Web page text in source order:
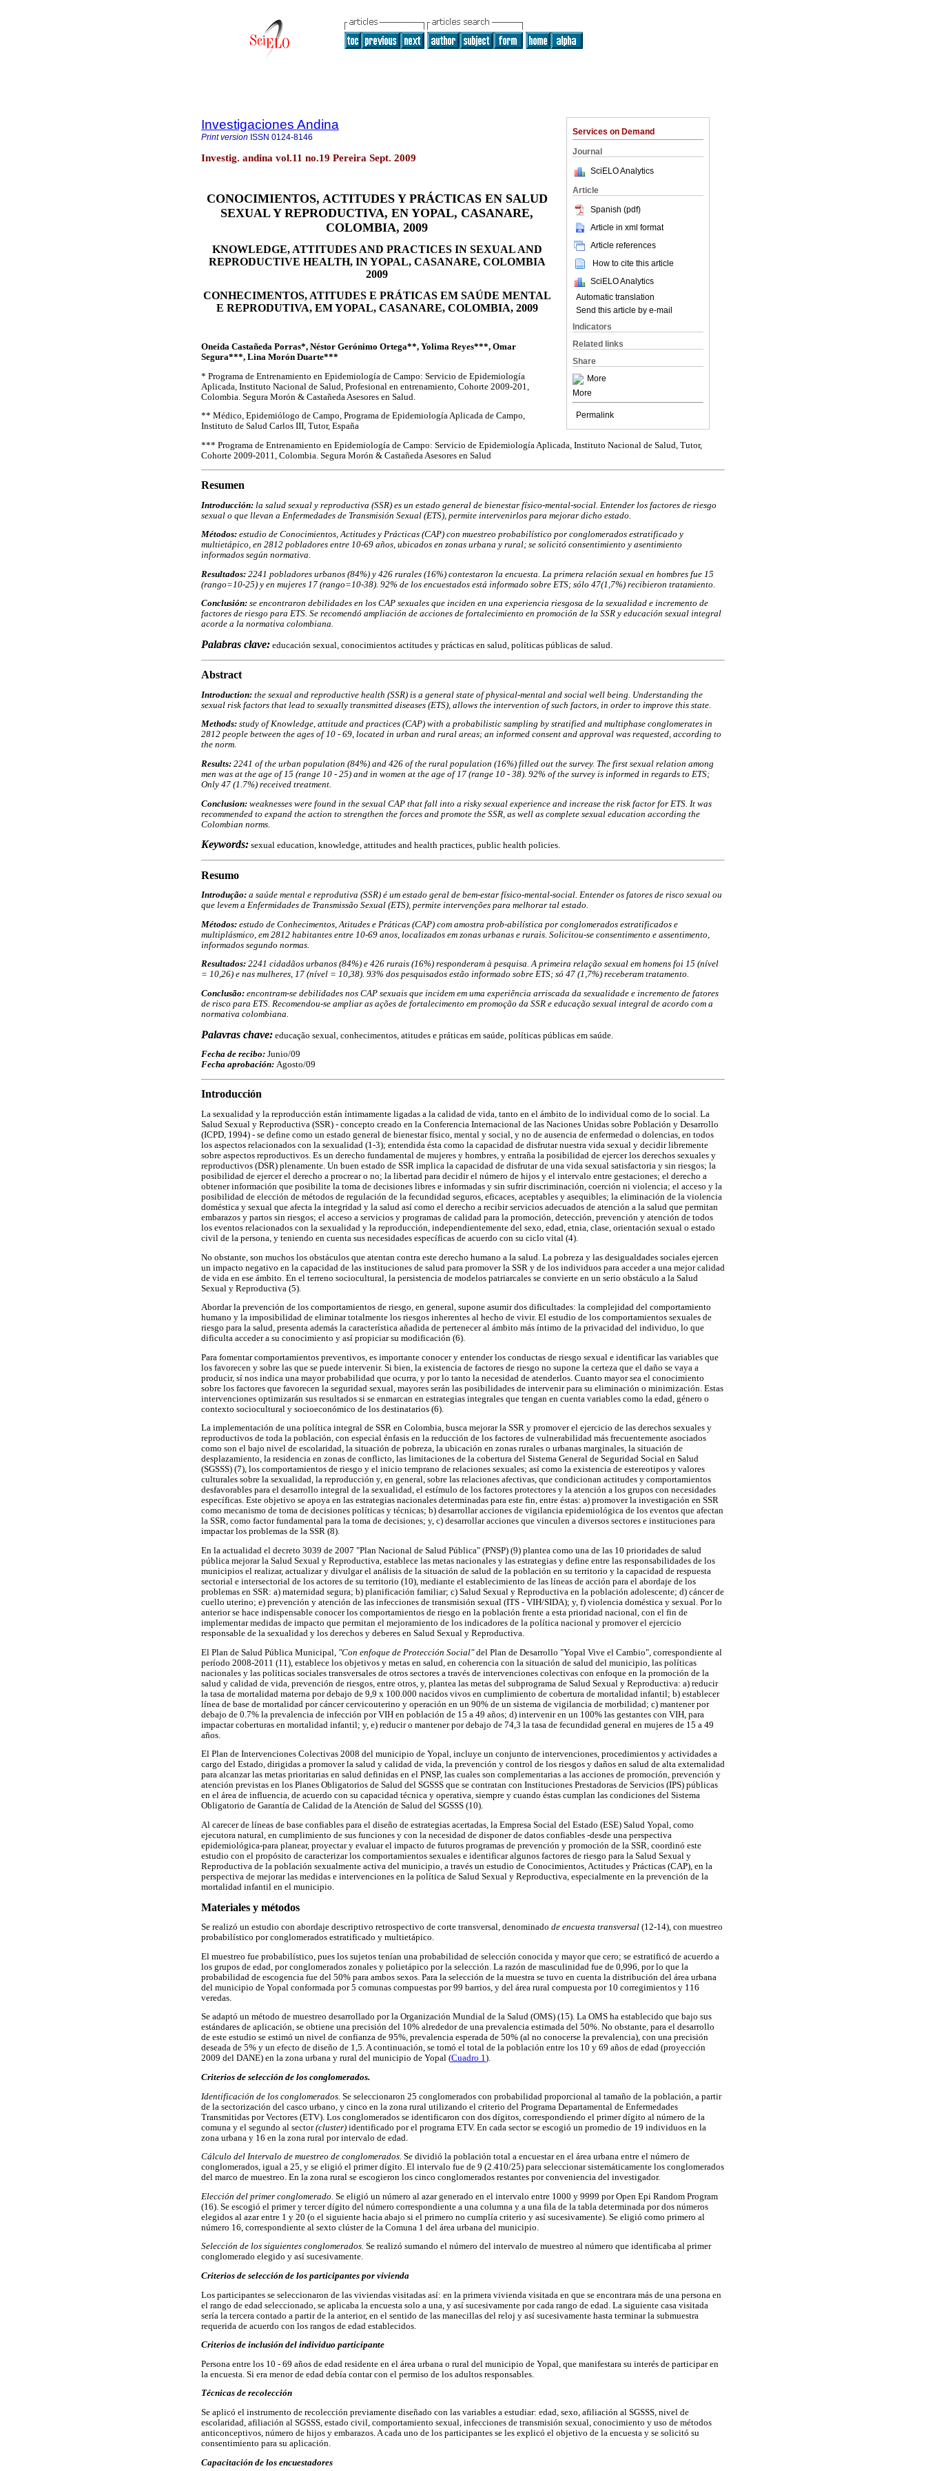
Services on Demand
Journal
SciELO Analytics
Article
Spanish (pdf)
Article in xml format
Article references
How to cite this article
SciELO Analytics
Automatic translation
Send this article by e-mail
More
Investigaciones Andina
Print version ISSN 0124-8146
Investig. andina vol.11 no.19 Pereira Sept. 2009
CONOCIMIENTOS, ACTITUDES Y PRÁCTICAS EN SALUD
SEXUAL Y REPRODUCTIVA, EN YOPAL, CASANARE,
COLOMBIA, 2009
KNOWLEDGE, ATTITUDES AND PRACTICES IN SEXUAL AND
REPRODUCTIVE HEALTH, IN YOPAL, CASANARE, COLOMBIA
2009
CONHECIMENTOS, ATITUDES E PRÁTICAS EM SAÚDE MENTAL
E REPRODUTIVA, EM YOPAL, CASANARE, COLOMBIA, 2009
Oneida Castañeda Porras*, Néstor Gerónimo Ortega**, Yolima Reyes***, Omar
Segura***, Lina Morón Duarte***
* Programa de Entrenamiento en Epidemiología de Campo: Servicio de Epidemiología
Aplicada, Instituto Nacional de Salud, Profesional en entrenamiento, Cohorte 2009-201,
Colombia. Segura Morón & Castañeda Asesores en Salud.
** Médico, Epidemiólogo de Campo, Programa de Epidemiología Aplicada de Campo,
Instituto de Salud Carlos III, Tutor, España
*** Programa de Entrenamiento en Epidemiología de Campo: Servicio de Epidemiología
Aplicada, Instituto Nacional de Salud, Tutor, Cohorte 2009-2011, Colombia. Segura Morón & Castañeda Asesores en Salud
Resumen
Introducción: la salud sexual y reproductiva (SSR) es un estado general de bienestar físico-mental-social. Entender los factores de riesgo
sexual o que llevan a Enfermedades de Transmisión Sexual (ETS), permite intervenirlos para mejorar dicho estado.
Métodos: estudio de Conocimientos, Actitudes y Prácticas (CAP) con muestreo probabilístico por conglomerados estratificado y
multietápico, en 2812 pobladores entre 10-69 años, ubicados en zonas urbana y rural; se solicitó consentimiento y asentimiento
informados según normativa.
Resultados: 2241 pobladores urbanos (84%) y 426 rurales (16%) contestaron la encuesta. La primera relación sexual en hombres fue 15
(rango=10-25) y en mujeres 17 (rango=10-38). 92% de los encuestados está informado sobre ETS; sólo 47(1,7%) recibieron tratamiento.
Conclusión: se encontraron debilidades en los CAP sexuales que inciden en una experiencia riesgosa de la sexualidad e incremento de
factores de riesgo para ETS. Se recomendó ampliación de acciones de fortalecimiento en promoción de la SSR y educación sexual integral
acorde a la normativa colombiana.
Palabras clave: educación sexual, conocimientos actitudes y prácticas en salud, políticas públicas de salud.
Abstract
Introduction: the sexual and reproductive health (SSR) is a general state of physical-mental and social well being. Understanding the
sexual risk factors that lead to sexually transmitted diseases (ETS), allows the intervention of such factors, in order to improve this state.
Methods: study of Knowledge, attitude and practices (CAP) with a probabilistic sampling by stratified and multiphase conglomerates in
2812 people between the ages of 10 - 69, located in urban and rural areas; an informed consent and approval was requested, according to
the norm.
Results: 2241 of the urban population (84%) and 426 of the rural population (16%) filled out the survey. The first sexual relation among
men was at the age of 15 (range 10 - 25) and in women at the age of 17 (range 10 - 38). 92% of the survey is informed in regards to ETS;
Only 47 (1.7%) received treatment.
Conclusion: weaknesses were found in the sexual CAP that fall into a risky sexual experience and increase the risk factor for ETS. It was
recommended to expand the action to strengthen the forces and promote the SSR, as well as complete sexual education according the
Colombian norms.
Keywords: sexual education, knowledge, attitudes and health practices, public health policies.
Resumo
Introdução: a saúde mental e reprodutiva (SSR) é um estado geral de bem-estar físico-mental-social. Entender os fatores de risco sexual ou
que levem a Enfermidades de Transmissão Sexual (ETS), permite intervenções para melhorar tal estado.
Métodos: estudo de Conhecimentos, Atitudes e Práticas (CAP) com amostra prob-abilística por conglomerados estratificados e
multiplásmico, em 2812 habitantes entre 10-69 anos, localizados em zonas urbanas e rurais. Solicitou-se consentimento e assentimento,
informados segundo normas.
Resultados: 2241 cidadãos urbanos (84%) e 426 rurais (16%) responderam à pesquisa. A primeira relação sexual em homens foi 15 (nível
= 10,26) e nas mulheres, 17 (nível = 10,38). 93% dos pesquisados estão informado sobre ETS; só 47 (1,7%) receberam tratamento.
Conclusão: encontram-se debilidades nos CAP sexuais que incidem em uma experiência arriscada da sexualidade e incremento de fatores
de risco para ETS. Recomendou-se ampliar as ações de fortalecimento em promoção da SSR e educação sexual integral de acordo com a
normativa colombiana.
Palavras chave: educação sexual, conhecimentos, atitudes e práticas em saúde, políticas públicas em saúde.
Fecha de recibo: Junio/09
Fecha aprobación: Agosto/09
Introducción
La sexualidad y la reproducción están íntimamente ligadas a la calidad de vida, tanto en el ámbito de lo individual como de lo social. La
Salud Sexual y Reproductiva (SSR) - concepto creado en la Conferencia Internacional de las Naciones Unidas sobre Población y Desarrollo
(ICPD, 1994) - se define como un estado general de bienestar físico, mental y social, y no de ausencia de enfermedad o dolencias, en todos
los aspectos relacionados con la sexualidad (1-3); entendida ésta como la capacidad de disfrutar nuestra vida sexual y decidir libremente
sobre aspectos reproductivos. Es un derecho fundamental de mujeres y hombres, y entraña la posibilidad de ejercer los derechos sexuales y
reproductivos (DSR) plenamente. Un buen estado de SSR implica la capacidad de disfrutar de una vida sexual satisfactoria y sin riesgos; la
posibilidad de ejercer el derecho a procrear o no; la libertad para decidir el número de hijos y el intervalo entre gestaciones; el derecho a
obtener información que posibilite la toma de decisiones libres e informadas y sin sufrir discriminación, coerción ni violencia; el acceso y la
posibilidad de elección de métodos de regulación de la fecundidad seguros, eficaces, aceptables y asequibles; la eliminación de la violencia
doméstica y sexual que afecta la integridad y la salud así como el derecho a recibir servicios adecuados de atención a la salud que permitan
embarazos y partos sin riesgos; el acceso a servicios y programas de calidad para la promoción, detección, prevención y atención de todos
los eventos relacionados con la sexualidad y la reproducción, independientemente del sexo, edad, etnia, clase, orientación sexual o estado
civil de la persona, y teniendo en cuenta sus necesidades específicas de acuerdo con su ciclo vital (4).
No obstante, son muchos los obstáculos que atentan contra este derecho humano a la salud. La pobreza y las desigualdades sociales ejercen
un impacto negativo en la capacidad de las instituciones de salud para promover la SSR y de los individuos para acceder a una mejor calidad
de vida en ese ámbito. En el terreno sociocultural, la persistencia de modelos patriarcales se convierte en un serio obstáculo a la Salud
Sexual y Reproductiva (5).
Abordar la prevención de los comportamientos de riesgo, en general, supone asumir dos dificultades: la complejidad del comportamiento
humano y la imposibilidad de eliminar totalmente los riesgos inherentes al hecho de vivir. El estudio de los comportamientos sexuales de
riesgo para la salud, presenta además la característica añadida de pertenecer al ámbito más íntimo de la privacidad del individuo, lo que
dificulta acceder a su conocimiento y así propiciar su modificación (6).
Para fomentar comportamientos preventivos, es importante conocer y entender los conductas de riesgo sexual e identificar las variables que
los favorecen y sobre las que se puede intervenir. Si bien, la existencia de factores de riesgo no supone la certeza que el daño se vaya a
producir, sí nos indica una mayor probabilidad que ocurra, y por lo tanto la necesidad de atenderlos. Cuanto mayor sea el conocimiento
sobre los factores que favorecen la seguridad sexual, mayores serán las posibilidades de intervenir para su eliminación o minimización. Estas
intervenciones optimizarán sus resultados si se enmarcan en estrategias integrales que tengan en cuenta variables como la edad, género o
contexto sociocultural y socioeconómico de los destinatarios (6).
La implementación de una política integral de SSR en Colombia, busca mejorar la SSR y promover el ejercicio de las derechos sexuales y
reproductivos de toda la población, con especial énfasis en la reducción de los factores de vulnerabilidad más frecuentemente asociados
como son el bajo nivel de escolaridad, la situación de pobreza, la ubicación en zonas rurales o urbanas marginales, la situación de
desplazamiento, la residencia en zonas de conflicto, las limitaciones de la cobertura del Sistema General de Seguridad Social en Salud
(SGSSS) (7), los comportamientos de riesgo y el inicio temprano de relaciones sexuales; así como la existencia de estereotipos y valores
culturales sobre la sexualidad, la reproducción y, en general, sobre las relaciones afectivas, que condicionan actitudes y comportamientos
desfavorables para el desarrollo integral de la sexualidad, el estímulo de los factores protectores y la atención a los grupos con necesidades
específicas. Este objetivo se apoya en las estrategias nacionales determinadas para este fin, entre éstas: a) promover la investigación en SSR
como mecanismo de toma de decisiones políticas y técnicas; b) desarrollar acciones de vigilancia epidemiológica de los eventos que afectan
la SSR, como factor fundamental para la toma de decisiones; y, c) desarrollar acciones que vinculen a diversos sectores e instituciones para
impactar los problemas de la SSR (8).
En la actualidad el decreto 3039 de 2007 "Plan Nacional de Salud Pública" (PNSP) (9) plantea como una de las 10 prioridades de salud
pública mejorar la Salud Sexual y Reproductiva, establece las metas nacionales y las estrategias y define entre las responsabilidades de los
municipios el realizar, actualizar y divulgar el análisis de la situación de salud de la población en su territorio y la capacidad de respuesta
sectorial e intersectorial de los actores de su territorio (10), mediante el establecimiento de las líneas de acción para el abordaje de los
problemas en SSR: a) maternidad segura; b) planificación familiar; c) Salud Sexual y Reproductiva en la población adolescente; d) cáncer de
cuello uterino; e) prevención y atención de las infecciones de transmisión sexual (ITS - VIH/SIDA); y, f) violencia doméstica y sexual. Por lo
anterior se hace indispensable conocer los comportamientos de riesgo en la población frente a esta prioridad nacional, con el fin de
implementar medidas de impacto que permitan el mejoramiento de los indicadores de la política nacional y promover el ejercicio
responsable de la sexualidad y los derechos y deberes en Salud Sexual y Reproductiva.
El Plan de Salud Pública Municipal, "Con enfoque de Protección Social"del Plan de Desarrollo "Yopal Vive el Cambio", correspondiente al
período 2008-2011 (11), establece los objetivos y metas en salud, en coherencia con la situación de salud del municipio, las políticas
nacionales y las políticas sociales transversales de otros sectores a través de intervenciones colectivas con enfoque en la promoción de la
salud y calidad de vida, prevención de riesgos, entre otros, y, plantea las metas del subprograma de Salud Sexual y Reproductiva: a) reducir
la tasa de mortalidad materna por debajo de 9,9 x 100.000 nacidos vivos en cumplimiento de cobertura de mortalidad infantil; b) establecer
línea de base de mortalidad por cáncer cervicouterino y operación en un 90% de un sistema de vigilancia de morbilidad; c) mantener por
debajo de 0.7% la prevalencia de infección por VIH en población de 15 a 49 años; d) intervenir en un 100% las gestantes con VIH, para
impactar coberturas en mortalidad infantil; y, e) reducir o mantener por debajo de 74,3 la tasa de fecundidad general en mujeres de 15 a 49
años.
El Plan de Intervenciones Colectivas 2008 del municipio de Yopal, incluye un conjunto de intervenciones, procedimientos y actividades a
cargo del Estado, dirigidas a promover la salud y calidad de vida, la prevención y control de los riesgos y daños en salud de alta externalidad
para alcanzar las metas prioritarias en salud definidas en el PNSP, las cuales son complementarias a las acciones de promoción, prevención y
atención previstas en los Planes Obligatorios de Salud del SGSSS que se contratan con Instituciones Prestadoras de Servicios (IPS) públicas
en el área de influencia, de acuerdo con su capacidad técnica y operativa, siempre y cuando éstas cumplan las condiciones del Sistema
Obligatorio de Garantía de Calidad de la Atención de Salud del SGSSS (10).
Al carecer de líneas de base confiables para el diseño de estrategias acertadas, la Empresa Social del Estado (ESE) Salud Yopal, como
ejecutora natural, en cumplimiento de sus funciones y con la necesidad de disponer de datos confiables -desde una perspectiva
epidemiológica-para planear, proyectar y evaluar el impacto de futuros programas de prevención y promoción de la SSR, coordinó este
estudio con el propósito de caracterizar los comportamientos sexuales e identificar algunos factores de riesgo para la Salud Sexual y
Reproductiva de la población sexualmente activa del municipio, a través un estudio de Conocimientos, Actitudes y Prácticas (CAP), en la
perspectiva de mejorar las medidas e intervenciones en la política de Salud Sexual y Reproductiva, especialmente en la prevención de la
mortalidad infantil en el municipio.
Materiales y métodos
Se realizó un estudio con abordaje descriptivo retrospectivo de corte transversal, denominado de encuesta transversal (12-14), con muestreo
probabilístico por conglomerados estratificado y multietápico.
El muestreo fue probabilístico, pues los sujetos tenían una probabilidad de selección conocida y mayor que cero; se estratificó de acuerdo a
los grupos de edad, por conglomerados zonales y polietápico por la selección. La razón de masculinidad fue de 0,996, por lo que la
probabilidad de escogencia fue del 50% para ambos sexos. Para la selección de la muestra se tuvo en cuenta la distribución del área urbana
del municipio de Yopal conformada por 5 comunas compuestas por 99 barrios, y del área rural compuesta por 10 corregimientos y 116
veredas.
Se adaptó un método de muestreo desarrollado por la Organización Mundial de la Salud (OMS) (15). La OMS ha establecido que bajo sus
estándares de aplicación, se obtiene una precisión del 10% alrededor de una prevalencia estimada del 50%. No obstante, para el desarrollo
de este estudio se estimó un nivel de confianza de 95%, prevalencia esperada de 50% (al no conocerse la prevalencia), con una precisión
deseada de 5% y un efecto de diseño de 1,5. A continuación, se tomó el total de la población entre los 10 y 69 años de edad (proyección
2009 del DANE) en la zona urbana y rural del municipio de Yopal (Cuadro 1).
Criterios de selección de los conglomerados.
Identificación de los conglomerados. Se seleccionaron 25 conglomerados con probabilidad proporcional al tamaño de la población, a partir
de la sectorización del casco urbano, y cinco en la zona rural utilizando el criterio del Programa Departamental de Enfermedades
Transmitidas por Vectores (ETV). Los conglomerados se identificaron con dos dígitos, correspondiendo el primer dígito al número de la
comuna y el segundo al sector(cluster) identificado por el programa ETV. En cada sector se escogió un promedio de 19 individuos en la
zona urbana y 16 en la zona rural por intervalo de edad.
Cálculo del Intervalo de muestreo de conglomerados. Se dividió la población total a encuestar en el área urbana entre el número de
conglomerados, igual a 25, y se eligió el primer dígito. El intervalo fue de 9 (2.410/25) para seleccionar sistemáticamente los conglomerados
del marco de muestreo. En la zona rural se escogieron los cinco conglomerados restantes por conveniencia del investigador.
Elección del primer conglomerado. Se eligió un número al azar generado en el intervalo entre 1000 y 9999 por Open Epi Random Program
(16). Se escogió el primer y tercer dígito del número correspondiente a una columna y a una fila de la tabla determinada por dos números
elegidos al azar entre 1 y 20 (o el siguiente hacia abajo si el primero no cumplía criterio y así sucesivamente). Se eligió como primero al
número 16, correspondiente al sexto clúster de la Comuna 1 del área urbana del municipio.
Selección de los siguientes conglomerados. Se realizó sumando el número del intervalo de muestreo al número que identificaba al primer
conglomerado elegido y así sucesivamente.
Criterios de selección de los participantes por vivienda
Los participantes se seleccionaron de las viviendas visitadas así: en la primera vivienda visitada en que se encontrara más de una persona en
el rango de edad seleccionado, se aplicaba la encuesta solo a una, y así sucesivamente por cada rango de edad. La siguiente casa visitada
sería la tercera contado a partir de la anterior, en el sentido de las manecillas del reloj y así sucesivamente hasta terminar la submuestra
requerida de acuerdo con los rangos de edad establecidos.
Criterios de inclusión del individuo participante
Persona entre los 10 - 69 años de edad residente en el área urbana o rural del municipio de Yopal, que manifestara su interés de participar en
la encuesta. Si era menor de edad debía contar con el permiso de los adultos responsables.
Técnicas de recolección
Se aplicó el instrumento de recolección previamente diseñado con las variables a estudiar: edad, sexo, afiliación al SGSSS, nivel de
escolaridad, afiliación al SGSSS, estado civil, comportamiento sexual, infecciones de transmisión sexual, conocimiento y uso de métodos
anticonceptivos, número de hijos y embarazos. A cada uno de los participantes se les explicó el objetivo de la encuesta y se solicitó su
consentimiento para su aplicación.
Capacitación de los encuestadores